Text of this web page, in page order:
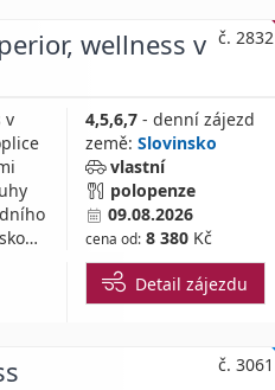
č. 2832
wellness v
v
4,5,6,7- denní zájezd
země: Slovinsko
vlastní
polopenze
09.08.2026
cena od: 8 380 Kč
Detail zájezdu
č. 3061